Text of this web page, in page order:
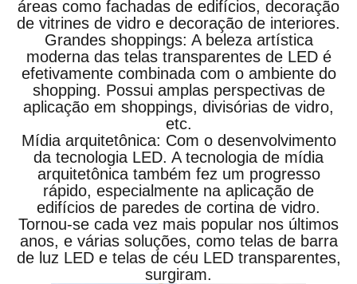
áreas como fachadas de edifícios, decoração
de vitrines de vidro e decoração de interiores.
Grandes shoppings: A beleza artística
moderna das telas transparentes de LED é
efetivamente combinada com o ambiente do
shopping. Possui amplas perspectivas de
aplicação em shoppings, divisórias de vidro,
etc.
Mídia arquitetônica: Com o desenvolvimento
da tecnologia LED. A tecnologia de mídia
arquitetônica também fez um progresso
rápido, especialmente na aplicação de
edifícios de paredes de cortina de vidro.
Tornou-se cada vez mais popular nos últimos
anos, e várias soluções, como telas de barra
de luz LED e telas de céu LED transparentes,
surgiram.